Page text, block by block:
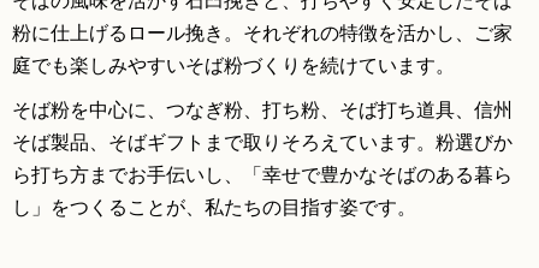
粉に仕上げるロール挽き。それぞれの特徴を活かし、ご家
庭でも楽しみやすいそば粉づくりを続けています。
そば粉を中心に、つなぎ粉、打ち粉、そば打ち道具、信州
そば製品、そばギフトまで取りそろえています。粉選びか
ら打ち方までお手伝いし、「幸せで豊かなそばのある暮ら
し」をつくることが、私たちの目指す姿です。